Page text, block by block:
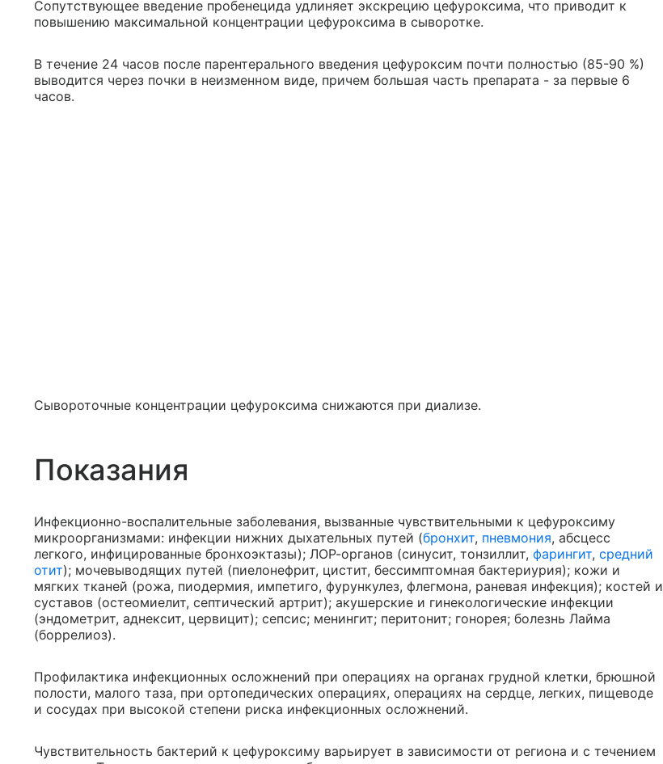
Сопутствующее введение пробенецида удлиняет экскрецию цефуроксима, что приводит к
повышению максимальной концентрации цефуроксима в сыворотке.
В течение 24 часов после парентерального введения цефуроксим почти полностью (85-90 %)
выводится через почки в неизменном виде, причем большая часть препарата - за первые 6
часов.
Сывороточные концентрации цефуроксима снижаются при диализе.
Показания
Инфекционно-воспалительные заболевания, вызванные чувствительными к цефуроксиму
микроорганизмами: инфекции нижних дыхательных путей (бронхит, пневмония, абсцесс
легкого, инфицированные бронхоэктазы); ЛОР-органов (синусит, тонзиллит, фарингит, средний
отит); мочевыводящих путей (пиелонефрит, цистит, бессимптомная бактериурия); кожи и
мягких тканей (рожа, пиодермия, импетиго, фурункулез, флегмона, раневая инфекция); костей и
суставов (остеомиелит, септический артрит); акушерские и гинекологические инфекции
(эндометрит, аднексит, цервицит); сепсис; менингит; перитонит; гонорея; болезнь Лайма
(боррелиоз).
Профилактика инфекционных осложнений при операциях на органах грудной клетки, брюшной
полости, малого таза, при ортопедических операциях, операциях на сердце, легких, пищеводе
и сосудах при высокой степени риска инфекционных осложнений.
Чувствительность бактерий к цефуроксиму варьирует в зависимости от региона и с течением